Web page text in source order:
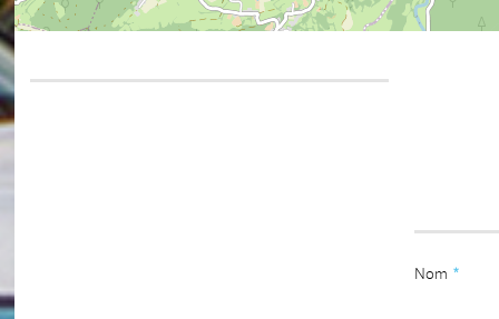
Nom *